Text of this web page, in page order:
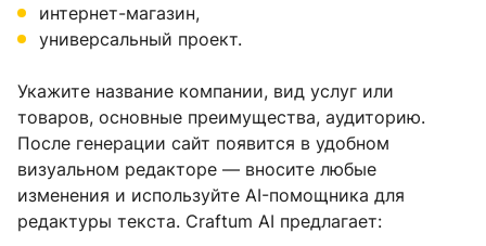
интернет-магазин,
универсальный проект.
Укажите название компании, вид услуг или
товаров, основные преимущества, аудиторию.
После генерации сайт появится в удобном
визуальном редакторе — вносите любые
изменения и используйте AI-помощника для
редактуры текста. Craftum AI предлагает: